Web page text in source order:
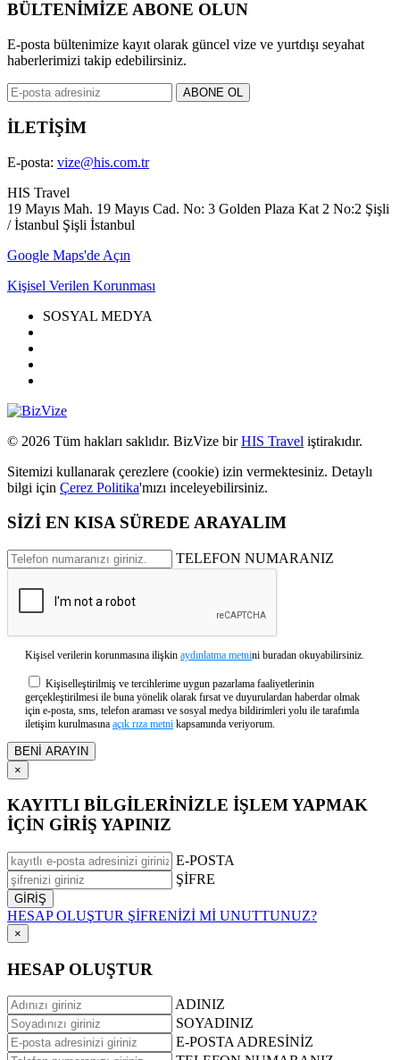
BÜLTENİMİZE ABONE OLUN
E-posta bültenimize kayıt olarak güncel vize ve yurtdışı seyahat
haberlerimizi takip edebilirsiniz.
İLETİŞİM
E-posta: vize@his.com.tr
HIS Travel
19 Mayıs Mah. 19 Mayıs Cad. No: 3 Golden Plaza Kat 2 No:2 Şişli
/ İstanbul Şişli İstanbul
Google Maps'de Açın
Kişisel Verilen Korunması
SOSYAL MEDYA
© 2026 Tüm hakları saklıdır. BizVize birHIS Travel iştirakıdır.
Sitemizi kullanarak çerezlere (cookie) izin vermektesiniz. Detaylı
bilgi için Çerez Politika'mızı inceleyebilirsiniz.
SİZİ EN KISA SÜREDE ARAYALIM
TELEFON NUMARANIZ
Kişisel verilerin korunmasına ilişkin aydınlatma metnini buradan okuyabilirsiniz.
Kişiselleştirilmiş ve tercihlerime uygun pazarlama faaliyetlerinin
gerçekleştirilmesi ile buna yönelik olarak fırsat ve duyurulardan haberdar olmak
için e-posta, sms, telefon araması ve sosyal medya bildirimleri yolu ile tarafımla
iletişim kurulmasına açık rıza metni kapsamında veriyorum.
×
KAYITLI BİLGİLERİNİZLE İŞLEM YAPMAK
İÇİN GİRİŞ YAPINIZ
E-POSTA
ŞİFRE
HESAP OLUŞTUR ŞİFRENİZİ Mİ UNUTTUNUZ?
×
HESAP OLUŞTUR
ADINIZ
SOYADINIZ
E-POSTA ADRESİNİZ